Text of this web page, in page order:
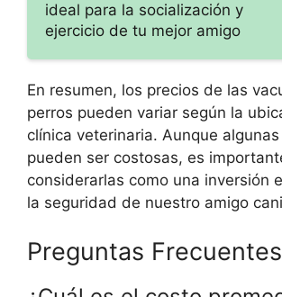
ideal para la socialización y
ejercicio de tu mejor amigo
En resumen, los precios de las
perros pueden variar según la
clínica veterinaria. Aunque
pueden ser costosas, es
considerarlas como una inversión
la seguridad de nuestro amigo
Preguntas Frecuentes